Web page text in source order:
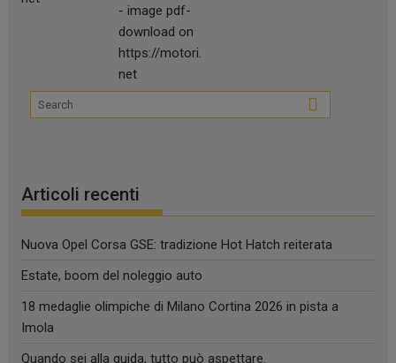
Articoli recenti
Nuova Opel Corsa GSE: tradizione Hot Hatch reiterata
Estate, boom del noleggio auto
18 medaglie olimpiche di Milano Cortina 2026 in pista a
Imola
Quando sei alla guida, tutto può aspettare.